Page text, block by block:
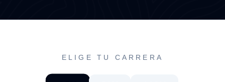
ELIGE TU CARRERA